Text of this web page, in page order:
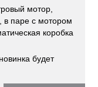
мотор,
в паре с мотором
коробка
будет